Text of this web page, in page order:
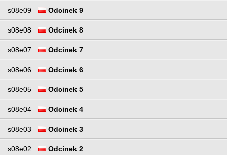
s08e09 Odcinek 9
s08e08 Odcinek 8
s08e07 Odcinek 7
s08e06 Odcinek 6
s08e05 Odcinek 5
s08e04 Odcinek 4
s08e03 Odcinek 3
s08e02 Odcinek 2